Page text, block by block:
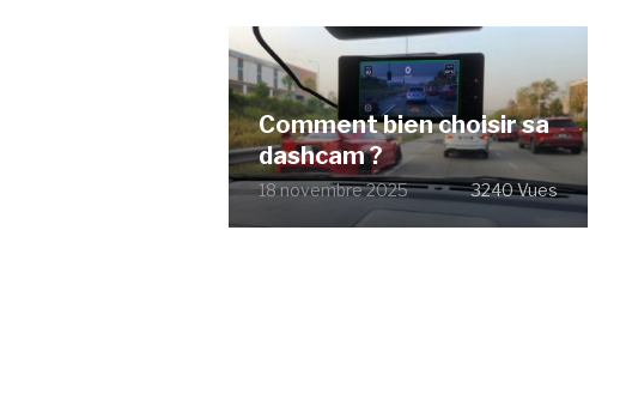
Comment bien choisir sa
dashcam ?
18 novembre 2025 3240 Vues